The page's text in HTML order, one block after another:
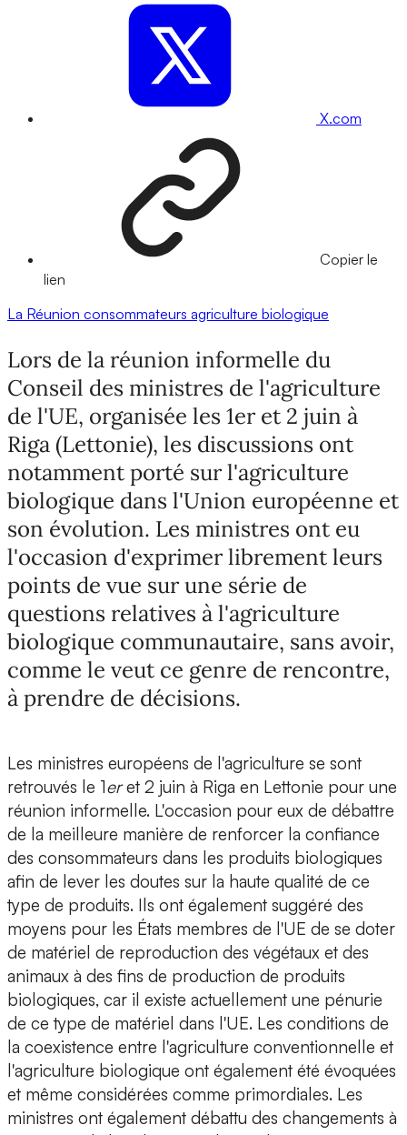
X.com
Copier le
lien
La Réunion consommateurs agriculture biologique
Lors de la réunion informelle du
Conseil des ministres de l'agriculture
de l'UE, organisée les 1er et 2 juin à
Riga (Lettonie), les discussions ont
notamment porté sur l'agriculture
biologique dans l'Union européenne et
son évolution. Les ministres ont eu
l'occasion d'exprimer librement leurs
points de vue sur une série de
questions relatives à l'agriculture
biologique communautaire, sans avoir,
comme le veut ce genre de rencontre,
à prendre de décisions.
Les ministres européens de l'agriculture se sont
retrouvés le 1eret 2 juin à Riga en Lettonie pour une
réunion informelle. L'occasion pour eux de débattre
de la meilleure manière de renforcer la confiance
des consommateurs dans les produits biologiques
afin de lever les doutes sur la haute qualité de ce
type de produits. Ils ont également suggéré des
moyens pour les États membres de l'UE de se doter
de matériel de reproduction des végétaux et des
animaux à des fins de production de produits
biologiques, car il existe actuellement une pénurie
de ce type de matériel dans l'UE. Les conditions de
la coexistence entre l'agriculture conventionnelle et
l'agriculture biologique ont également été évoquées
et même considérées comme primordiales. Les
ministres ont également débattu des changements à